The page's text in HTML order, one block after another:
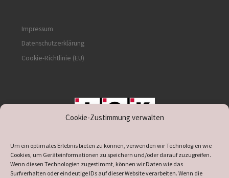
Cookie-Zustimmung verwalten
Um ein optimales Erlebnis bieten zu können, verwenden wir Technologien wie
Cookies, um Geräteinformationen zu speichern und/oder darauf zuzugreifen.
Wenn diesen Technologien zugestimmt, können wir Daten wie das
Surfverhalten oder eindeutige IDs auf dieser Website verarbeiten. Wenn die
Impressum
Datenschutzerklärung
Cookie-Richtlinie (EU)